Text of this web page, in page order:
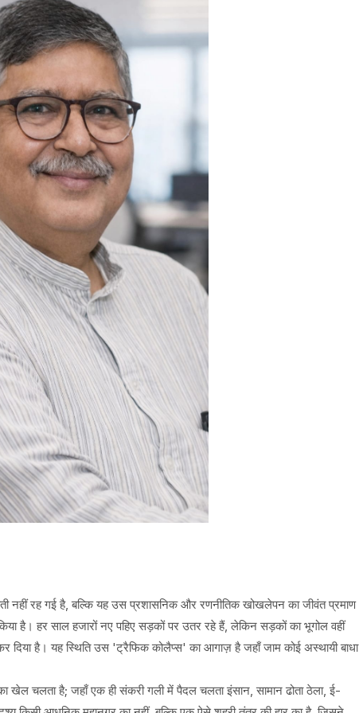
नहीं रह गई है, बल्कि यह उस प्रशासनिक और रणनीतिक खोखलेपन का जीवंत प्रमाण
है। हर साल हजारों नए पहिए सड़कों पर उतर रहे हैं, लेकिन सड़कों का भूगोल वहीं
है। यह स्थिति उस 'ट्रैफिक कोलैप्स' का आगाज़ है जहाँ जाम कोई अस्थायी बाधा
चलता है; जहाँ एक ही संकरी गली में पैदल चलता इंसान, सामान ढोता ठेला, ई-